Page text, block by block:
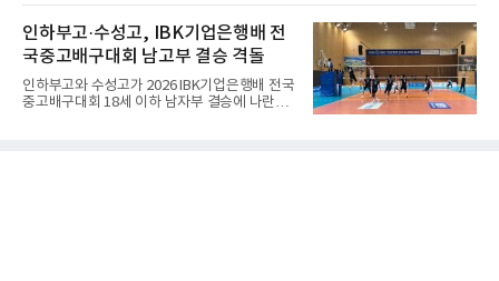
권대회 결승에서 모두 선명여고에 패해 준우승
에 머물렀다. 그러나 세 번째
출하며 야구 팬들과 전문가들 사이에 씁쓸한 뒷
맛을 남기고 있다.출국 당시만 해도 선수의 고질
적인 제구 문제를 해결할 특효약이 될 것처럼 포
장되었던 이번 연수는, 뚜껑을 열어보니 '제구력
5등급에게 2주짜리 족집게 과외를 붙여 1등급을
기대한 꼴'이었다는 냉정한 평가를 피하기 어렵
게 됐다.야구에서 투수의 제구력은 오랜 시간 투
인하부고·수성고, IBK기업은행배 전
국중고배구대회 남고부 결승 격돌
인하부고와 수성고가 2026 IBK기업은행배 전국
중고배구대회 18세 이하 남자부 결승에 나란히